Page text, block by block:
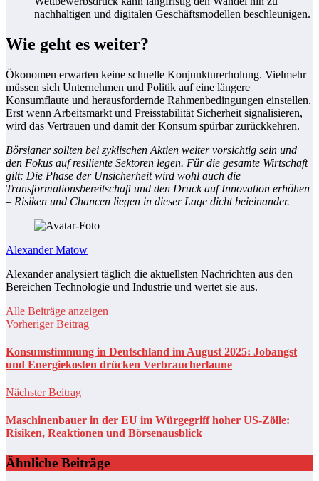
nachhaltigen und digitalen Geschäftsmodellen beschleunigen.
Wie geht es weiter?
Ökonomen erwarten keine schnelle Konjunkturerholung. Vielmehr
müssen sich Unternehmen und Politik auf eine längere
Konsumflaute und herausfordernde Rahmenbedingungen einstellen.
Erst wenn Arbeitsmarkt und Preisstabilität Sicherheit signalisieren,
wird das Vertrauen und damit der Konsum spürbar zurückkehren.
Börsianer sollten bei zyklischen Aktien weiter vorsichtig sein und
den Fokus auf resiliente Sektoren legen. Für die gesamte Wirtschaft
gilt: Die Phase der Unsicherheit wird wohl auch die
Transformationsbereitschaft und den Druck auf Innovation erhöhen
– Risiken und Chancen liegen in dieser Lage dicht beieinander.
Alexander Matow
Alexander analysiert täglich die aktuellsten Nachrichten aus den
Bereichen Technologie und Industrie und wertet sie aus.
Alle Beiträge anzeigen
Vorheriger Beitrag
Konsumstimmung in Deutschland im August 2025: Jobangst
und Energiekosten drücken Verbraucherlaune
Nächster Beitrag
Maschinenbauer in der EU im Würgegriff hoher US-Zölle:
Risiken, Reaktionen und Börsenausblick
Ähnliche Beiträge